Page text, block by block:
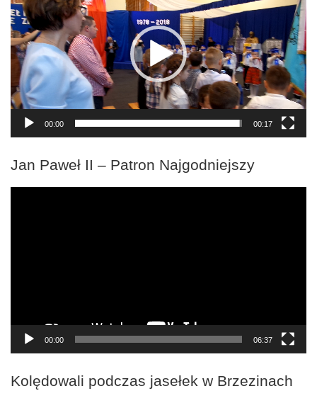
00:00 00:17
Jan Paweł II – Patron Najgodniejszy
00:00 06:37
Kolędowali podczas jasełek w Brzezinach